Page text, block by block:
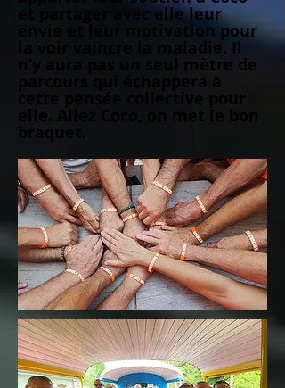
et partager avec elle leur
envie et leur motivation pour
la voir vaincre la maladie. Il
n’y aura pas un seul mètre de
parcours qui échappera à